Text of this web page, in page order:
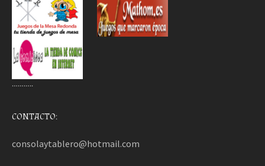
………..
CONTACTO:
consolaytablero@hotmail.com